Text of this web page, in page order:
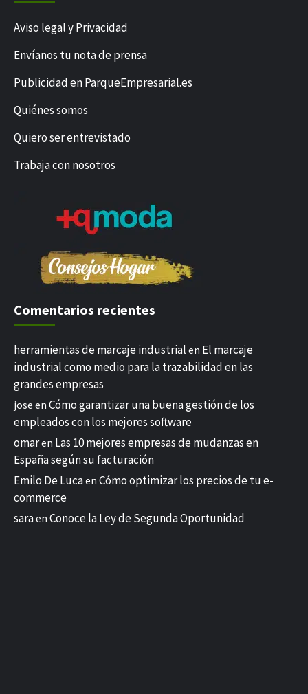
Aviso legal y Privacidad
Envíanos tu nota de prensa
Publicidad en ParqueEmpresarial.es
Quiénes somos
Quiero ser entrevistado
Trabaja con nosotros
Comentarios recientes
herramientas de marcaje industrial en El marcaje
industrial como medio para la trazabilidad en las
grandes empresas
jose en Cómo garantizar una buena gestión de los
empleados con los mejores software
omaren Las 10 mejores empresas de mudanzas en
España según su facturación
Emilo De Lucaen Cómo optimizar los precios de tu e-
commerce
saraen Conoce la Ley de Segunda Oportunidad